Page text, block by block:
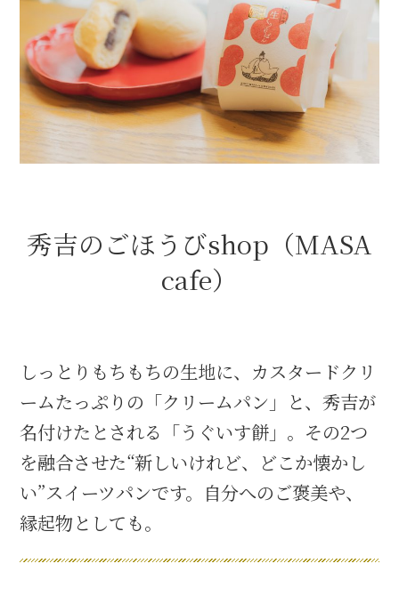
秀吉グルメ・土産 一覧
秀吉功路
織田信長と名古屋の関係
信長グルメ・土産一覧
徳川家康と名古屋の関係
家康関連 史跡 一覧
家康グルメ・土産 一覧
名古屋＜家康＞観光モデルコース
秀吉のごほうびshop（MASA
cafe）
しっとりもちもちの生地に、カスタードクリ
ームたっぷりの「クリームパン」と、秀吉が
名付けたとされる「うぐいす餅」。その2つ
を融合させた“新しいけれど、どこか懐かし
い”スイーツパンです。自分へのご褒美や、
縁起物としても。